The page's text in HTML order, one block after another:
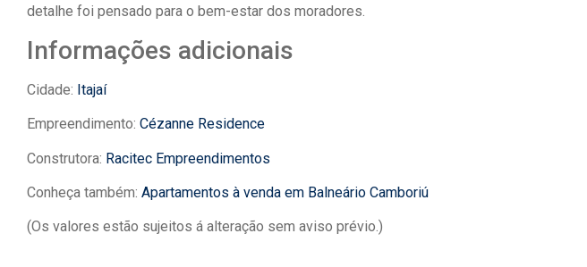
detalhe foi pensado para o bem-estar dos moradores.
Informações adicionais
Cidade: Itajaí
Empreendimento: Cézanne Residence
Construtora: Racitec Empreendimentos
Conheça também: Apartamentos à venda em Balneário Camboriú
(Os valores estão sujeitos á alteração sem aviso prévio.)